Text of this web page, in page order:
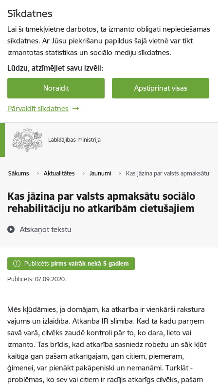
Sīkdatnes
Lai šī tīmekļvietne darbotos, tā izmanto obligāti nepieciešamās
sīkdatnes. Ar Jūsu piekrišanu papildus šajā vietnē var tikt
izmantotas statistikas un sociālo mediju sīkdatnes.
Lūdzu, atzīmējiet savu izvēli:
Noraidīt Apstiprināt visas
Pārvaldīt sīkdatnes
Sākums Aktualitātes Jaunumi Kas jāzina par valsts apmaksātu
Kas jāzina par valsts apmaksātu sociālo
rehabilitāciju no atkarībām cietušajiem
Atskaņot tekstu
Publicēts pirms vairāk nekā 5 gadiem
Publicēts: 07.09.2020.
Mēs kļūdāmies, ja domājam, ka atkarība ir vienkārši rakstura
vājums un izlaidība. Atkarība IR slimība. Kad tā kādu pārņem
savā varā, cilvēks zaudē kontroli pār to, ko dara, lieto vai
izmanto. Tas brīdis, kad atkarība sasniedz robežu un sāk kļūt
kaitīga gan pašam atkarīgajam, gan citiem, piemēram,
ģimenei, var pienākt pakāpeniski un nemanāmi. Turklāt -
problēmas, ko sev vai citiem ir radījis atkarīgs cilvēks, pašam